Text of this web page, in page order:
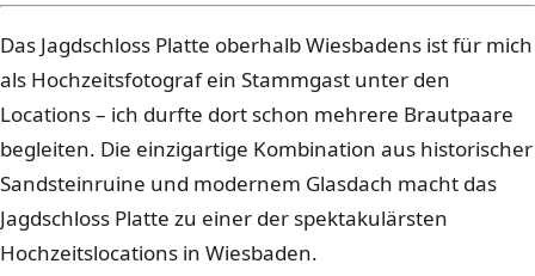
Das Jagdschloss Platte oberhalb Wiesbadens ist für mich
als Hochzeitsfotograf ein Stammgast unter den
Locations – ich durfte dort schon mehrere Brautpaare
begleiten. Die einzigartige Kombination aus historischer
Sandsteinruine und modernem Glasdach macht das
Jagdschloss Platte zu einer der spektakulärsten
Hochzeitslocations in Wiesbaden.